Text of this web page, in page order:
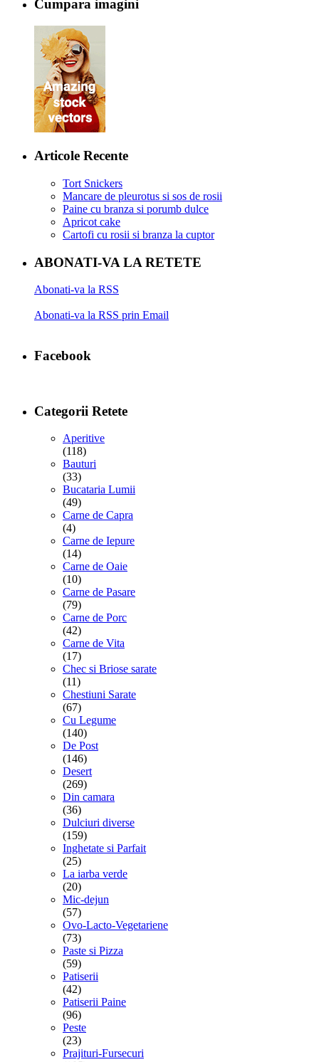
Cumpara imagini
Articole Recente
Tort Snickers
Mancare de pleurotus si sos de rosii
Paine cu branza si porumb dulce
Apricot cake
Cartofi cu rosii si branza la cuptor
ABONATI-VA LA RETETE
Abonati-va la RSS
Abonati-va la RSS prin Email
Facebook
Categorii Retete
Aperitive
(118)
Bauturi
(33)
Bucataria Lumii
(49)
Carne de Capra
(4)
Carne de Iepure
(14)
Carne de Oaie
(10)
Carne de Pasare
(79)
Carne de Porc
(42)
Carne de Vita
(17)
Chec si Briose sarate
(11)
Chestiuni Sarate
(67)
Cu Legume
(140)
De Post
(146)
Desert
(269)
Din camara
(36)
Dulciuri diverse
(159)
Inghetate si Parfait
(25)
La iarba verde
(20)
Mic-dejun
(57)
Ovo-Lacto-Vegetariene
(73)
Paste si Pizza
(59)
Patiserii
(42)
Patiserii Paine
(96)
Peste
(23)
Prajituri-Fursecuri